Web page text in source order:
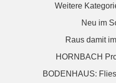
Weitere
Neu im
Raus damit
HORNBACH
BODENHAUS: